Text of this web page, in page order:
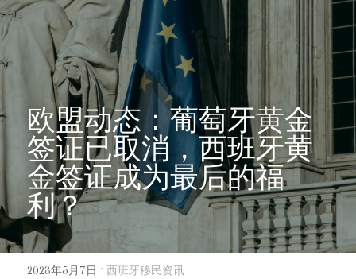
企业并购和投资
洞察（BLOG）
联系我们
Chinese
Chinese
Español
+34 610 154 700 （WhatsApp）
info@evergreen-eu.com
欧盟动态：葡萄牙黄金
签证已取消，西班牙黄
金签证成为最后的福
利？
2023年5月7日 · 西班牙移民资讯